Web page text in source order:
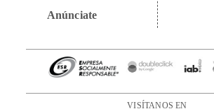
Anúnciate
VISÍTANOS EN